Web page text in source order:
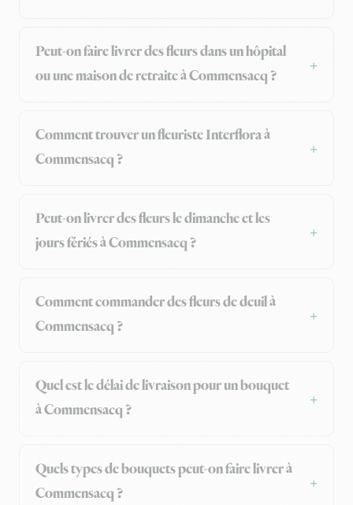
Peut-on faire livrer des fleurs dans un hôpital
ou une maison de retraite à Commensacq ?
Comment trouver un fleuriste Interflora à
Commensacq ?
Peut-on livrer des fleurs le dimanche et les
jours fériés à Commensacq ?
Comment commander des fleurs de deuil à
Commensacq ?
Quel est le délai de livraison pour un bouquet
à Commensacq ?
Quels types de bouquets peut-on faire livrer à
Commensacq ?